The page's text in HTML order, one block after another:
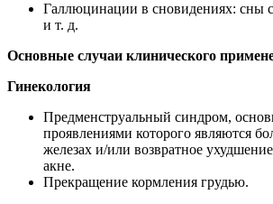
Галлюцинации в сновидениях: сны
и т. д.
Основные случаи клинического
Гинекология
Предменструальный синдром,
проявлениями которого являются
железах и/или возвратное
акне.
Прекращение кормления грудью.